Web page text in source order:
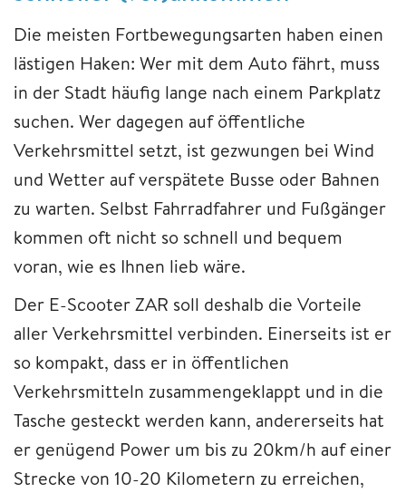
Die meisten Fortbewegungsarten haben einen
lästigen Haken: Wer mit dem Auto fährt, muss
in der Stadt häufig lange nach einem Parkplatz
suchen. Wer dagegen auf öffentliche
Verkehrsmittel setzt, ist gezwungen bei Wind
und Wetter auf verspätete Busse oder Bahnen
zu warten. Selbst Fahrradfahrer und Fußgänger
kommen oft nicht so schnell und bequem
voran, wie es Ihnen lieb wäre.
Der E-Scooter ZAR soll deshalb die Vorteile
aller Verkehrsmittel verbinden. Einerseits ist er
so kompakt, dass er in öffentlichen
Verkehrsmitteln zusammengeklappt und in die
Tasche gesteckt werden kann, andererseits hat
er genügend Power um bis zu 20km/h auf einer
Strecke von 10-20 Kilometern zu erreichen,